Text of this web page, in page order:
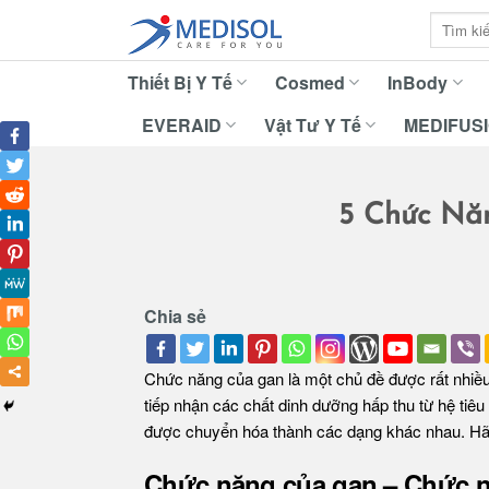
content
Tìm
kiếm:
Thiết Bị Y Tế Cosmed
InBody
EVERAID
Vật Tư Y Tế
5 Chức
Chia sẻ
Chức năng của gan là một chủ đề được rất
tiếp nhận các chất dinh dưỡng hấp thu từ hệ
được chuyển hóa thành các dạng khác nhau.